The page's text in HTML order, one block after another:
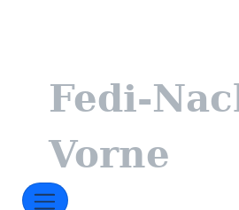
Fedi-
Vorne